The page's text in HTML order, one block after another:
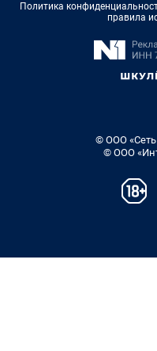
Политика
правила
© ООО «Сеть
© ООО